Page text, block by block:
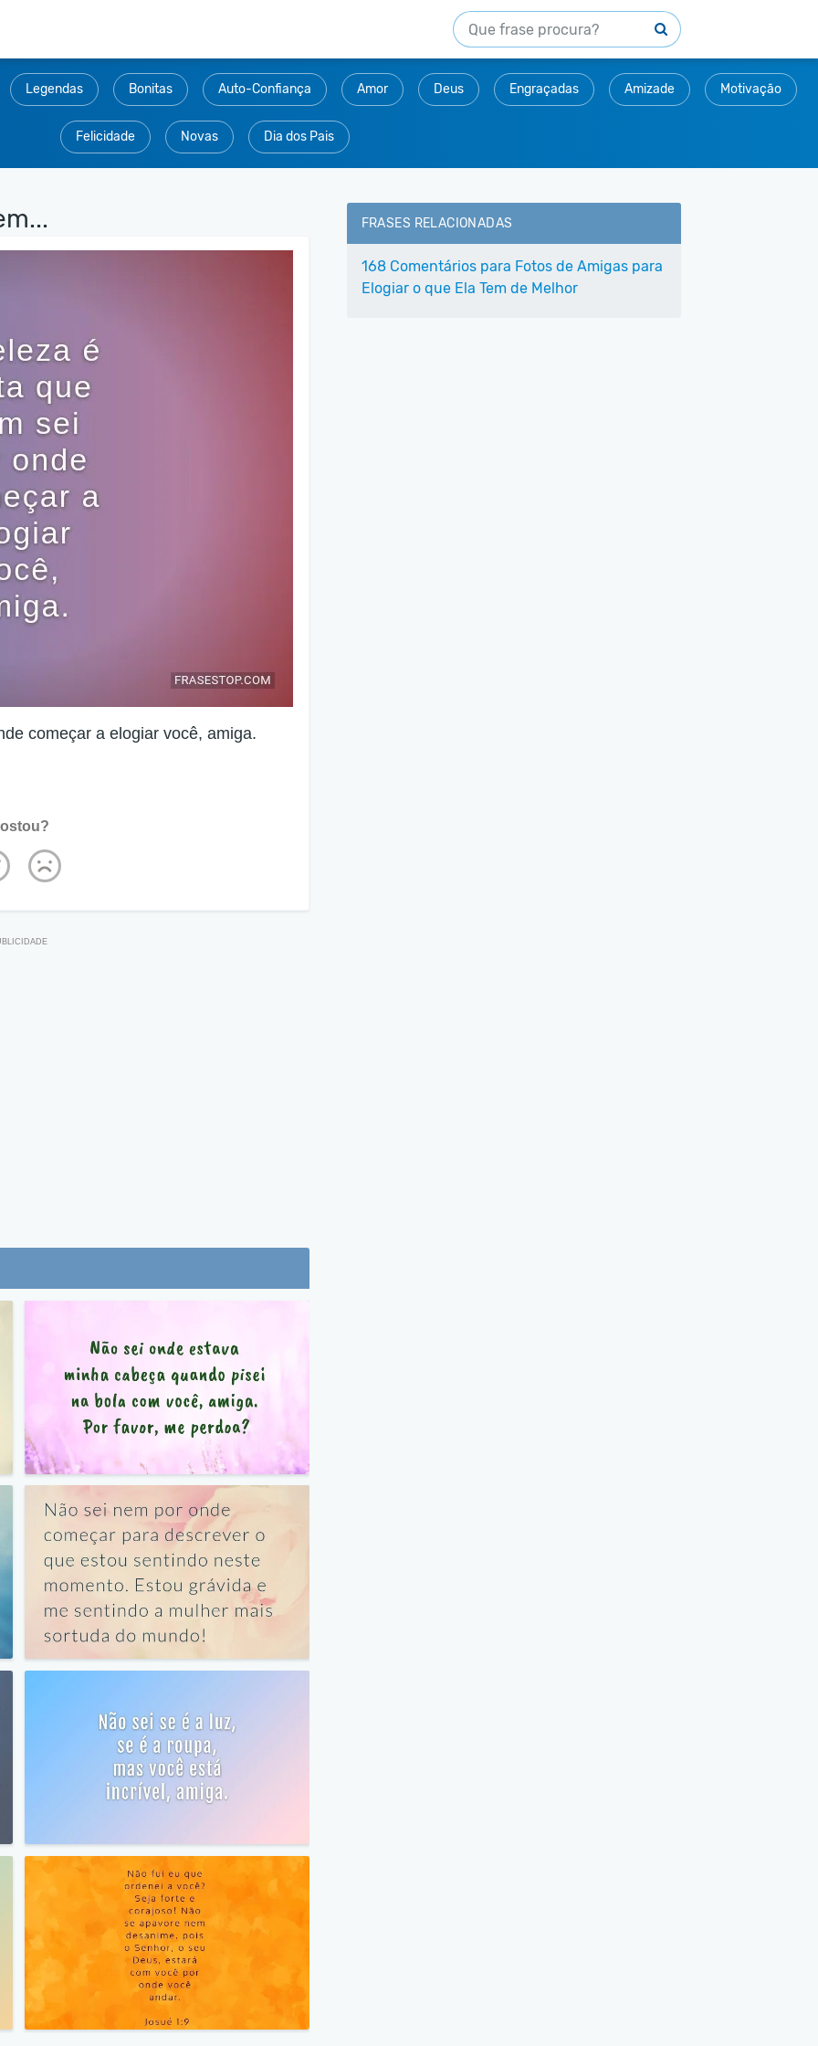
Legendas Bonitas Auto-Confiança Amor Deus Engraçadas Amizade Motivação
Felicidade Novas Dia dos Pais
começar a elogiar você, amiga.
FRASES RELACIONADAS
168 Comentários para Fotos de Amigas para
Elogiar o que Ela Tem de Melhor